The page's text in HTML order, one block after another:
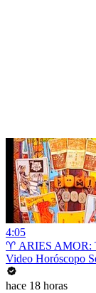
4:05
♈ ARIES AMOR:
Video Horóscopo
hace 18 horas